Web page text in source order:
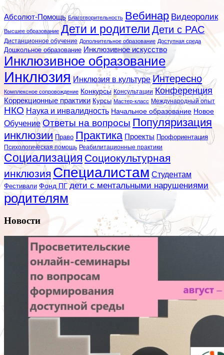
Абсолют-Помощь Благотворительность Вебинар Видеоролик
Высшее образование Дети и родители Дети с РАС
Дистанционное обучение Дополнительное образование Доступная среда
Дошкольное образование Инклюзивное искусство
Инклюзивное образование
Инклюзия Инклюзия в культуре Интересно
Комплексное сопровождение Конкурсы Консультации Конференция
Коррекционные практики Курсы Мастер-класс Международный опыт
НКО Наука и инвалидность Начальное образование Новое
Обучение Ответы на вопросы Популяризация
инклюзии Право Практика Проекты Профориентация
Психологическая помощь Реабилитационные практики
Социализация Социокультурная
инклюзия Специалистам Студентам
Фестивали Фонд ПГ дети с ментальными нарушениями
родителям
Новости